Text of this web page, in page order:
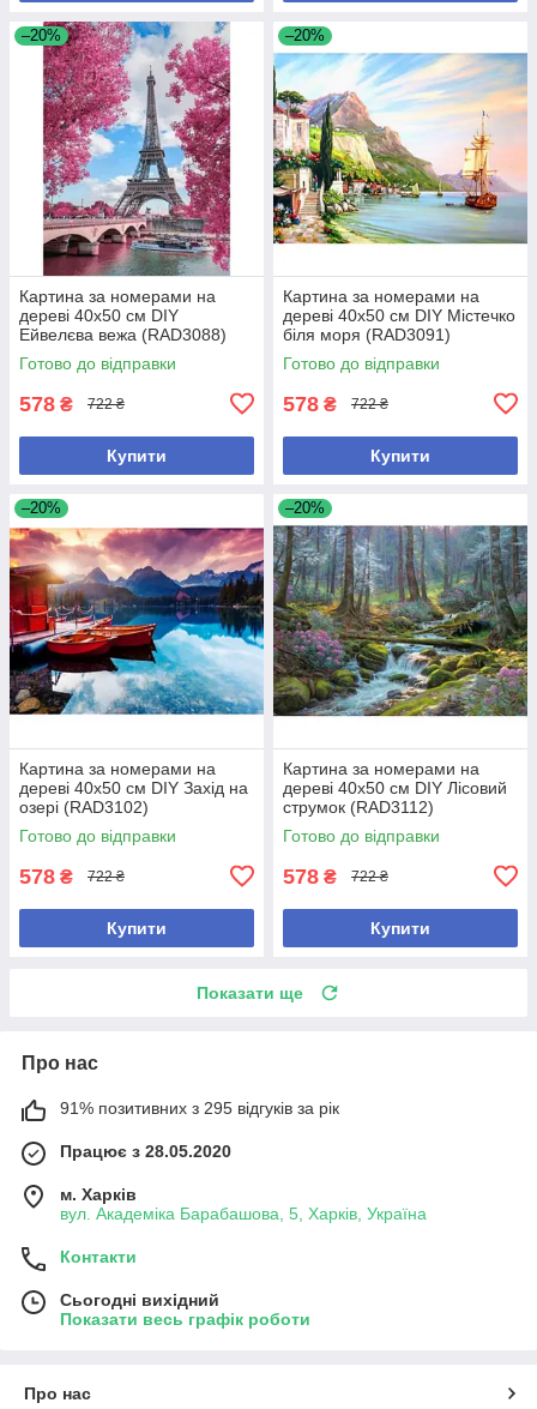
–20%
Картина за номерами на
дереві 40х50 см DIY
Ейвелєва вежа (RAD3088)
Готово до відправки
578 ₴ 722 ₴
Купити
–20%
Картина за номерами на
дереві 40х50 см DIY Містечко
біля моря (RAD3091)
Готово до відправки
578 ₴ 722 ₴
Купити
–20%
Картина за номерами на
дереві 40х50 см DIY Захід на
озері (RAD3102)
Готово до відправки
578 ₴ 722 ₴
Купити
–20%
Картина за номерами на
дереві 40х50 см DIY Лісовий
струмок (RAD3112)
Готово до відправки
578 ₴ 722 ₴
Купити
Показати ще
Про нас
91% позитивних з 295 відгуків за рік
Працює з 28.05.2020
м. Харків
вул. Академіка Барабашова, 5, Харків, Україна
Контакти
Сьогодні вихідний
Показати весь графік роботи
Про нас